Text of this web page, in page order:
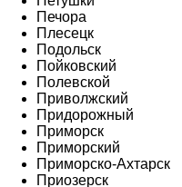
Печора
Плесецк
Подольск
Пойковский
Полевской
Приволжский
Придорожный
Приморск
Приморский
Приморско-Ахтарск
Приозерск